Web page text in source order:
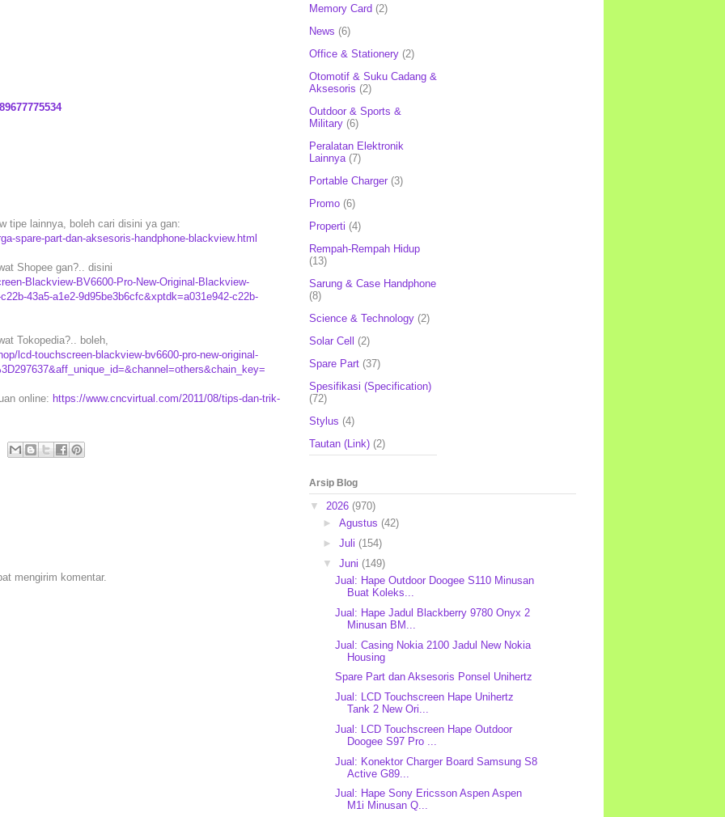
tipe lainnya, boleh cari disini ya gan:
spare-part-dan-aksesoris-handphone-blackview.html
Shopee gan?.. disini
Blackview-BV6600-Pro-New-Original-Blackview-
43a5-a1e2-9d95be3b6cfc&xptdk=a031e942-c22b-
Tokopedia?.. boleh,
lcd-touchscreen-blackview-bv6600-pro-new-original-
online: https://www.cncvirtual.com/2011/08/tips-dan-trik-
mengirim komentar.
Memory Card (2)
News (6)
Office & Stationery (2)
Otomotif & Suku Cadang &
Aksesoris (2)
Outdoor & Sports &
Military (6)
Peralatan Elektronik
Lainnya (7)
Portable Charger (3)
Promo (6)
Properti (4)
Rempah-Rempah Hidup
(13)
Sarung & Case Handphone
(8)
Science & Technology (2)
Solar Cell (2)
Spare Part (37)
Spesifikasi (Specification)
(72)
Stylus (4)
Tautan (Link) (2)
Arsip Blog
▼ 2026 (970)
► Agustus (42)
► Juli (154)
▼ Juni (149)
Jual: Hape Outdoor Doogee S110 Minusan
Buat Koleks...
Jual: Hape Jadul Blackberry 9780 Onyx 2
Minusan BM...
Jual: Casing Nokia 2100 Jadul New Nokia
Housing
Spare Part dan Aksesoris Ponsel Unihertz
Jual: LCD Touchscreen Hape Unihertz
Tank 2 New Ori...
Jual: LCD Touchscreen Hape Outdoor
Doogee S97 Pro ...
Jual: Konektor Charger Board Samsung S8
Active G89...
Jual: Hape Sony Ericsson Aspen Aspen
M1i Minusan Q...